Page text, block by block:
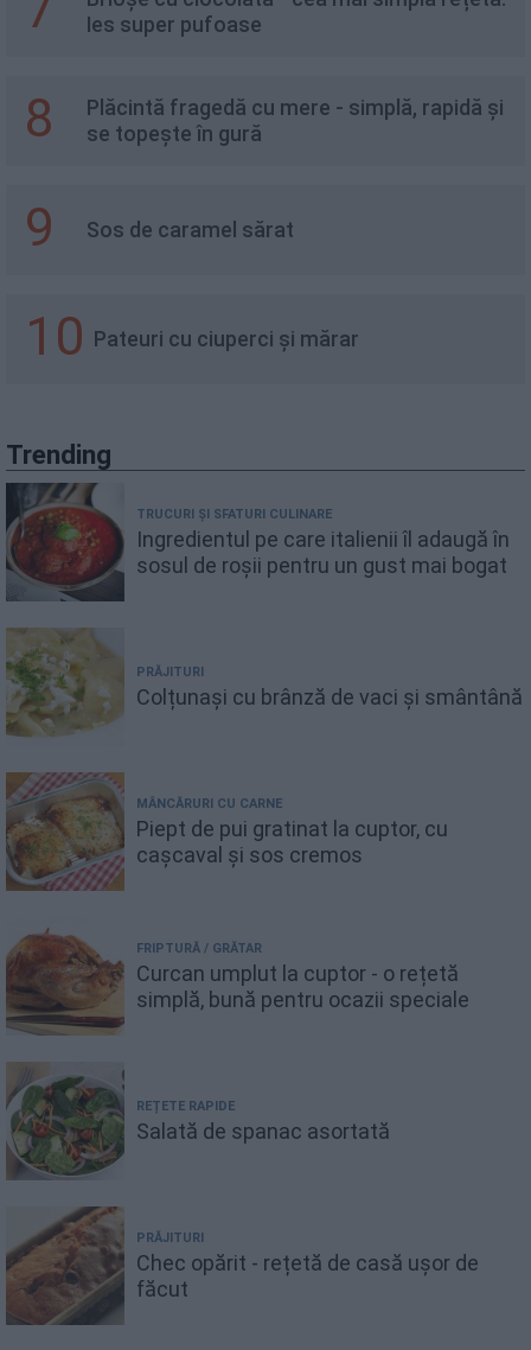
Ies super pufoase
8
Plăcintă fragedă cu mere - simplă, rapidă și
se topește în gură
9 Sos de caramel sărat
10 Pateuri cu ciuperci și mărar
Trending
TRUCURI ȘI SFATURI CULINARE
Ingredientul pe care italienii îl adaugă în
sosul de roșii pentru un gust mai bogat
PRĂJITURI
Colțunași cu brânză de vaci și smântână
MÂNCĂRURI CU CARNE
Piept de pui gratinat la cuptor, cu
cașcaval și sos cremos
FRIPTURĂ / GRĂTAR
Curcan umplut la cuptor - o rețetă
simplă, bună pentru ocazii speciale
REȚETE RAPIDE
Salată de spanac asortată
PRĂJITURI
Chec opărit - rețetă de casă ușor de
făcut